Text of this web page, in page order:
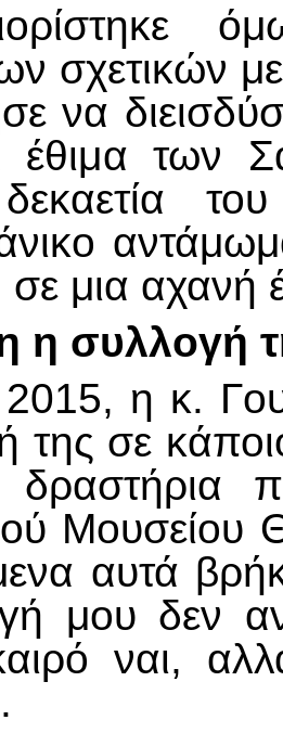
σχετικών
να
των
σε μια
η συλλογή
η κ.
της σε
Μουσείου
αυτά
μου δεν
ναι,